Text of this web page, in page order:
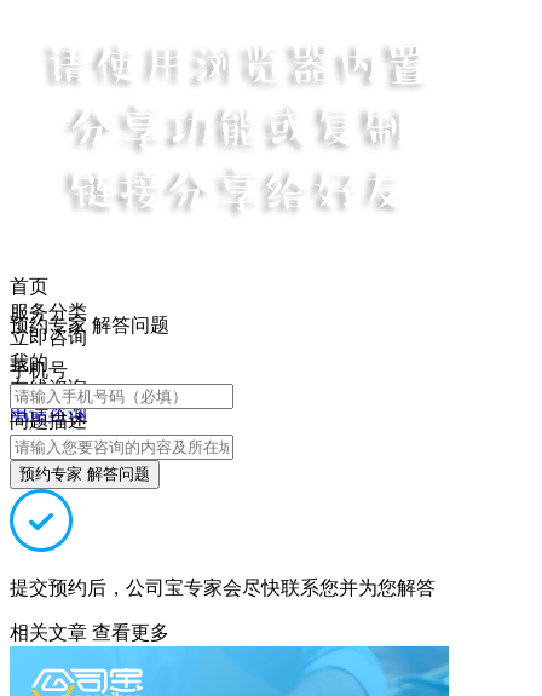
首页
服务分类
立即咨询
我的
在线咨询
电话咨询
预约专家 解答问题
手机号
问题描述
预约专家 解答问题
提交预约后，公司宝专家会尽快联系您并为您解答
相关文章 查看更多